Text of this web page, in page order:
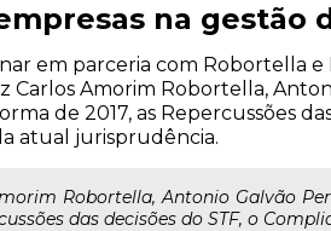
na gestão
em parceria com Robortella
Carlos Amorim Robortella,
de 2017, as Repercussões
atual jurisprudência.
Robortella, Antonio Galvão
das decisões do STF, o